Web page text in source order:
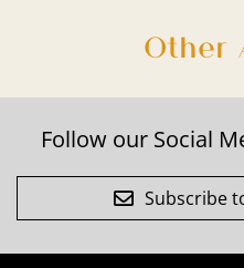
Other
Follow our Social
Subscribe